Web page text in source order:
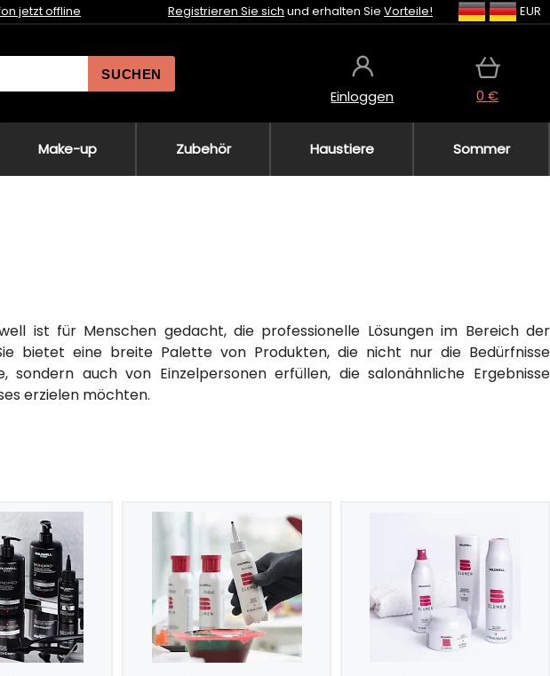
jetzt offline Registrieren Sie sich und erhalten Sie Vorteile! EUR
SUCHEN
Einloggen 0 €
Make-up Zubehör Haustiere Sommer
ist für Menschen gedacht, die professionelle Lösungen im Bereich der
bietet eine breite Palette von Produkten, die nicht nur die Bedürfnisse
sondern auch von Einzelpersonen erfüllen, die salonähnliche Ergebnisse
erzielen möchten.